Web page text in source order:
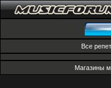
Все
Магазины